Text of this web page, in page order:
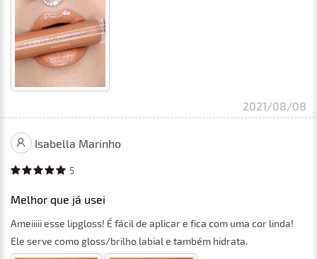
2021/08/08
Isabella Marinho
5
Melhor que já usei
Ameiiiii esse lipgloss! É fácil de aplicar e fica com uma cor linda!
Ele serve como gloss/brilho labial e também hidrata.